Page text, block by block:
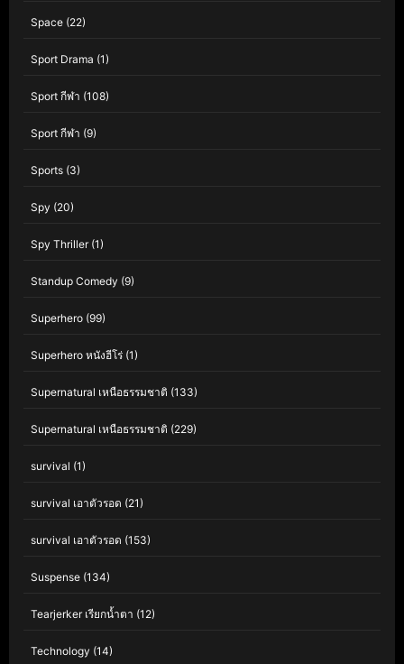
Space (22)
Sport Drama (1)
Sport กีฬา (108)
Sport กีฬา (9)
Sports (3)
Spy (20)
Spy Thriller(1)
Standup Comedy (9)
Superhero (99)
Superhero หนังฮีโร่ (1)
Supernatural เหนือธรรมชาติ (133)
Supernatural เหนือธรรมชาติ (229)
survival (1)
survival เอาตัวรอด (21)
survival เอาตัวรอด (153)
Suspense (134)
Tearjerker เรียกน้ำตา (12)
Technology (14)